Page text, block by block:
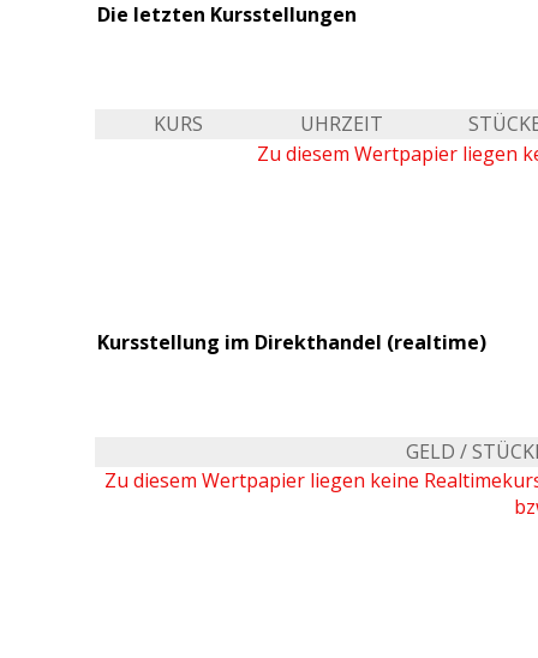
Die letzten Kursstellungen
KURS UHRZEIT
Zu diesem Wertpapier liegen
Kursstellung im Direkthandel (realtime)
GELD /
Zu diesem Wertpapier liegen keine